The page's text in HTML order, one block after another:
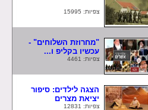
צפיות: 15995
"מחרוזת השלוחים" -
עכשיו בקליפ ו...
צפיות: 4461
הצגה לילדים: סיפור
יציאת מצרים
צפיות: 12831